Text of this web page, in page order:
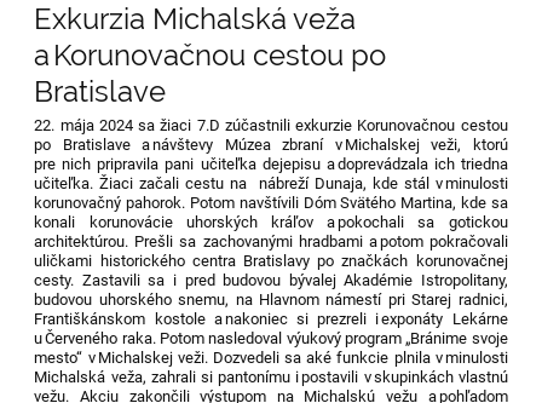
Exkurzia Michalská veža
a Korunovačnou cestou po
Bratislave
22. mája 2024 sa žiaci 7.D zúčastnili exkurzie Korunovačnou cestou
po Bratislave a návštevy Múzea zbraní v Michalskej veži, ktorú
pre nich pripravila pani učiteľkadejepisu adoprevádzalaich triedna
učiteľka. Žiaci začali cestu na nábreží Dunaja, kde stál v minulosti
korunovačný pahorok. Potom navštívili Dóm Svätého Martina, kde sa
konali korunovácie uhorských kráľov apokochali sa gotickou
architektúrou. Prešli sa zachovanými hradbamia potom pokračovali
u ličkami historického centra Bratislavy po značkách korunovačnej
cesty. Zastavilisa i pred budovou bývalej Akadémie Istropolitany,
budovou uhorského snemu, na Hlavnom námestí pri Starej radnici,
Františkánskom kostolea nakoniec si prezreli i exponáty Lekárne
u Červeného raka. Potom nasledoval výukový program„Bránime svoje
mesto“ v Michalskej veži. Dozvedeli sa aké funkcie plnila v minulosti
Micha lská veža, zahrali sipantonímu ipostavili v skupinkách vlastnú
vežu. Akciu zakončili výstupom na Michalskú vežu apohľadom